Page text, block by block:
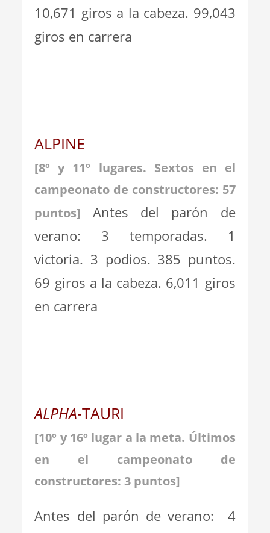
10,671 giros a la cabeza. 99,043
giros en carrera
ALPINE
[8º y 11º lugares. Sextos en el
campeonato de constructores: 57
puntos] Antes del parón de
verano: 3 temporadas. 1
victoria. 3 podios. 385 puntos.
69 giros a la cabeza. 6,011 giros
en carrera
ALPHA-TAURI
[10º y 16º lugar a la meta. Últimos
en el campeonato de
constructores: 3 puntos]
Antes del parón de verano: 4